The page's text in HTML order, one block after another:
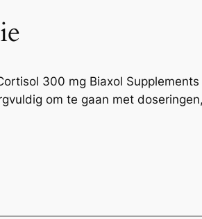
300 mg Biaxol
om te gaan met